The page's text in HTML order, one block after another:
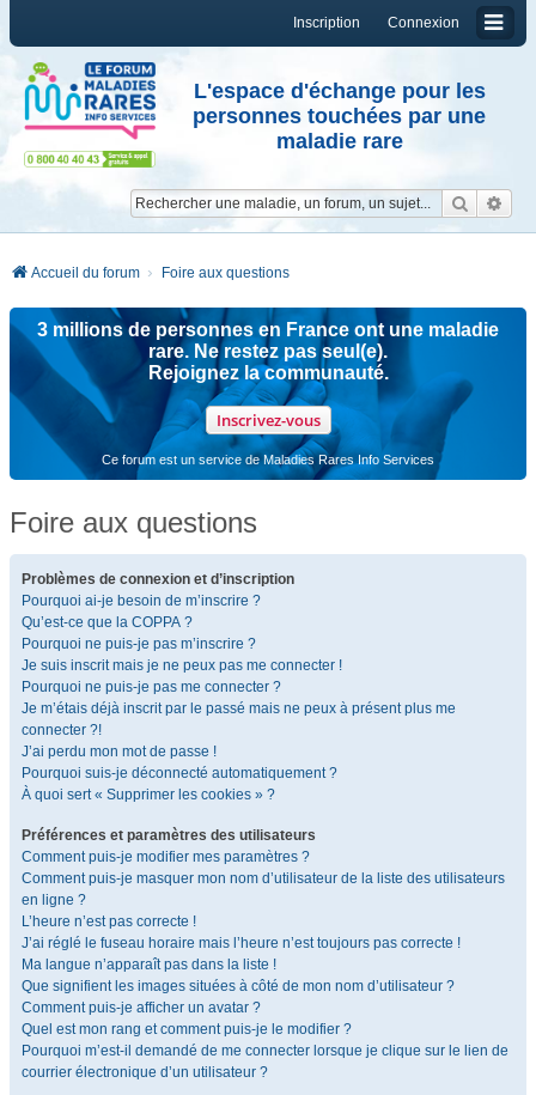
Connexion
Inscription
L'espace d'échange pour les
personnes touchées par une
maladie rare
Accueil du forum Foire aux questions
3 millions de personnes en France ont une maladie
rare. Ne restez pas seul(e).
Rejoignez la communauté.
Inscrivez-vous
Ce forum est un service de Maladies Rares Info Services
Foire aux questions
Problèmes de connexion et d’inscription
Pourquoi ai-je besoin de m’inscrire ?
Qu’est-ce que la COPPA ?
Pourquoi ne puis-je pas m’inscrire ?
Je suis inscrit mais je ne peux pas me connecter !
Pourquoi ne puis-je pas me connecter ?
Je m’étais déjà inscrit par le passé mais ne peux à présent plus me
connecter ?!
J’ai perdu mon mot de passe !
Pourquoi suis-je déconnecté automatiquement ?
À quoi sert « Supprimer les cookies » ?
Préférences et paramètres des utilisateurs
Comment puis-je modifier mes paramètres ?
Comment puis-je masquer mon nom d’utilisateur de la liste des utilisateurs
en ligne ?
L’heure n’est pas correcte !
J’ai réglé le fuseau horaire mais l’heure n’est toujours pas correcte !
Ma langue n’apparaît pas dans la liste !
Que signifient les images situées à côté de mon nom d’utilisateur ?
Comment puis-je afficher un avatar ?
Quel est mon rang et comment puis-je le modifier ?
Pourquoi m’est-il demandé de me connecter lorsque je clique sur le lien de
courrier électronique d’un utilisateur ?